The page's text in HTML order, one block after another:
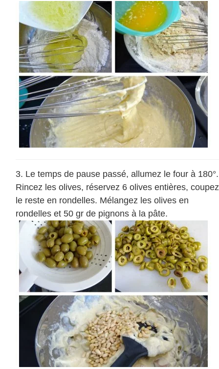
Le temps de pause passé, allumez le four à 180°.
Rincez les olives, réservez 6 olives entières, coupez
le reste en rondelles. Mélangez les olives en
rondelles et 50 gr de pignons à la pâte.